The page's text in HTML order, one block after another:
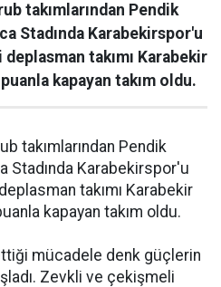
takımlarından Pendik
Stadında Karabekirspor'u
takımı Karabekir
kapayan takım oldu.
takımlarından Pendik
Stadında Karabekirspor'u
takımı Karabekir
kapayan takım oldu.
mücadele denk güçlerin
Zevkli ve çekişmeli